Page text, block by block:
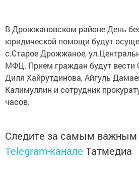
В Дрожжановском районе День
юридической помощи будут
с.Старое Дрожжаное,
МФЦ. Прием граждан будут вести
Диля Хайрутдинова, Айгуль
Калимуллин и сотрудник
часов.
Следите за самым важным
Telegram-канале Татмедиа